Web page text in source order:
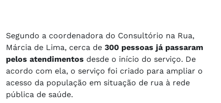
Segundo a coordenadora do Consultório na Rua,
Márcia de Lima, cerca de 300 pessoas já passaram
pelos atendimentos desde o início do serviço. De
acordo com ela, o serviço foi criado para ampliar o
acesso da população em situação de rua à rede
pública de saúde.